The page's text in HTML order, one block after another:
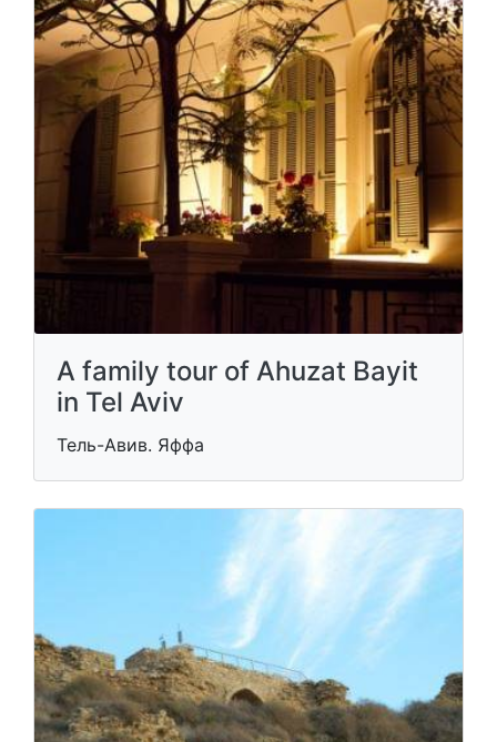
A family tour of Ahuzat Bayit
in Tel Aviv
Тель-Авив. Яффа